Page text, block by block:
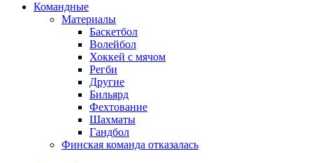
Командные
Материалы
Баскетбол
Волейбол
Хоккей с мячом
Регби
Другие
Бильярд
Фехтование
Шахматы
Гандбол
Финская команда отказалась